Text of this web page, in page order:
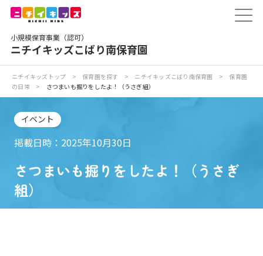
小規模保育事業（認可）
ニチイキッズこばり南保育園
保育園トップ
保育園の日常
保育園紹介
お食事
保育園見学
ニチイキッズトップ > 保育園を探す > ニチイキッズこばり南保育園 >
保育園
の日常
> さつまいも掘りをしたよ！（うさぎ組）
イベント
掲載日時：2025年10月30日
さつまいも掘りをしたよ！（うさぎ
組）